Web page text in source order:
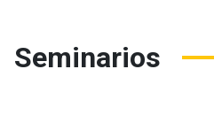
Seminarios